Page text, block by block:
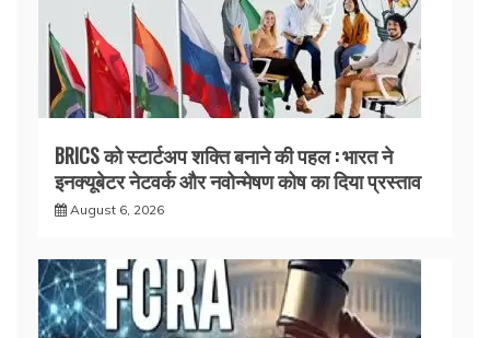
BRICS को स्टार्टअप शक्ति बनाने की पहल : भारत ने
इनक्यूबेटर नेटवर्क और नवोन्मेषण कोष का दिया प्रस्ताव
August 6, 2026